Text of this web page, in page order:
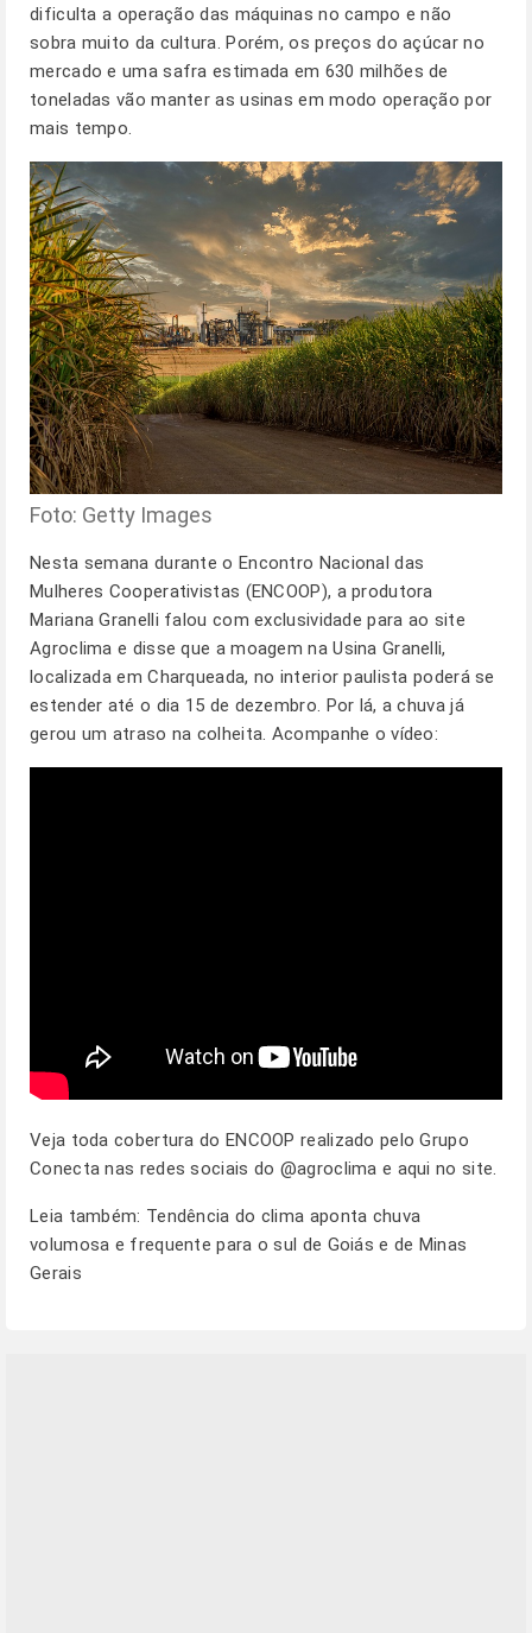
dificulta a operação das máquinas no campo e não
sobra muito da cultura. Porém, os preços do açúcar no
mercado e uma safra estimada em 630 milhões de
toneladas vão manter as usinas em modo operação por
mais tempo.
Foto: Getty Images
Nesta semana durante o Encontro Nacional das
Mulheres Cooperativistas (ENCOOP), a produtora
Mariana Granelli falou com exclusividade para ao site
Agroclima e disse que a moagem na Usina Granelli,
localizada em Charqueada, no interior paulista poderá se
estender até o dia 15 de dezembro. Por lá, a chuva já
gerou um atraso na colheita. Acompanhe o vídeo:
Veja toda cobertura do ENCOOP realizado pelo Grupo
Conecta nas redes sociais do @agroclima e aqui no site.
Leia também: Tendência do clima aponta chuva
volumosa e frequente para o sul de Goiás e de Minas
Gerais